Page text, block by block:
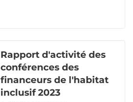
Rapport d'activité des
conférences des
financeurs de l'habitat
inclusif 2023